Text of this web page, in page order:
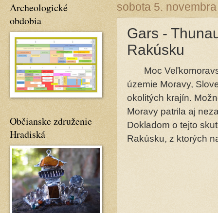
sobota 5.
Gars -
Rakúsku
Moc
územie Moravy,
okolitých krajín.
Moravy patrila aj
Dokladom o tejto
Rakúsku, z ktorých
Archeologické
obdobia
Občianske združenie
Hradiská